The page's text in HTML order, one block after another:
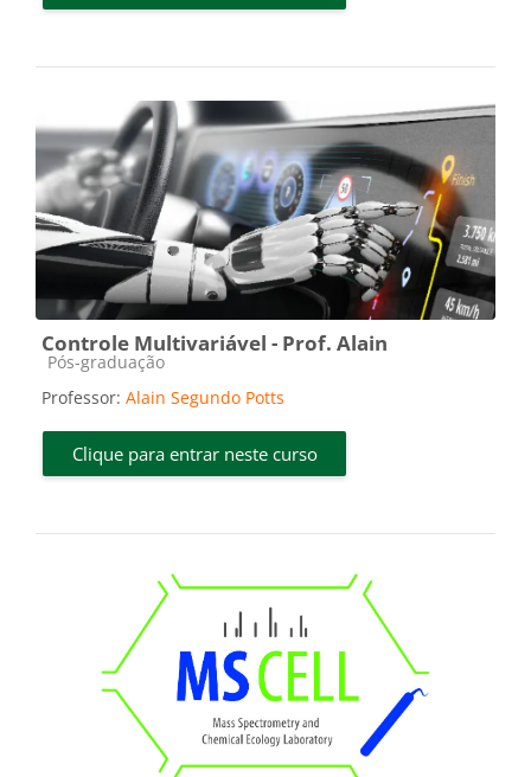
Controle Multivariável - Prof. Alain
Categoria do curso
Pós-graduação
Professor: Alain Segundo Potts
Clique para entrar neste curso